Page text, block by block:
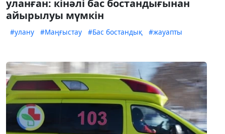
уланған: кінәлі бас бостандығынан
айырылуы мүмкін
#улану #Маңғыстау #Бас бостандық #жауапты